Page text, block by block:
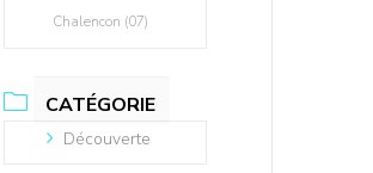
Chalencon (07)
CATÉGORIE
Découverte